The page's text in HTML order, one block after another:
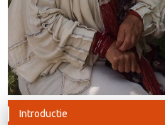
Introductie